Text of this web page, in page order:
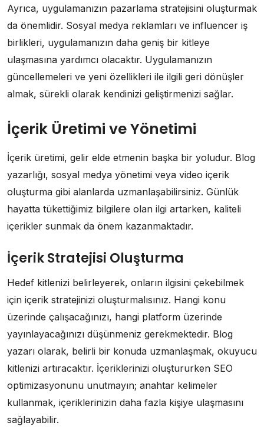
Ayrıca, uygulamanızın pazarlama stratejisini oluşturmak
da önemlidir. Sosyal medya reklamları ve influencer iş
birlikleri, uygulamanızın daha geniş bir kitleye
ulaşmasına yardımcı olacaktır. Uygulamanızın
güncellemeleri ve yeni özellikleri ile ilgili geri dönüşler
almak, sürekli olarak kendinizi geliştirmenizi sağlar.
İçerik Üretimi ve Yönetimi
İçerik üretimi, gelir elde etmenin başka bir yoludur. Blog
yazarlığı, sosyal medya yönetimi veya video içerik
oluşturma gibi alanlarda uzmanlaşabilirsiniz. Günlük
hayatta tükettiğimiz bilgilere olan ilgi artarken, kaliteli
içerikler sunmak da önem kazanmaktadır.
İçerik Stratejisi Oluşturma
Hedef kitlenizi belirleyerek, onların ilgisini çekebilmek
için içerik stratejinizi oluşturmalısınız. Hangi konu
üzerinde çalışacağınızı, hangi platform üzerinde
yayınlayacağınızı düşünmeniz gerekmektedir. Blog
yazarı olarak, belirli bir konuda uzmanlaşmak, okuyucu
kitlenizi artıracaktır. İçeriklerinizi oluştururken SEO
optimizasyonunu unutmayın; anahtar kelimeler
kullanmak, içeriklerinizin daha fazla kişiye ulaşmasını
sağlayabilir.